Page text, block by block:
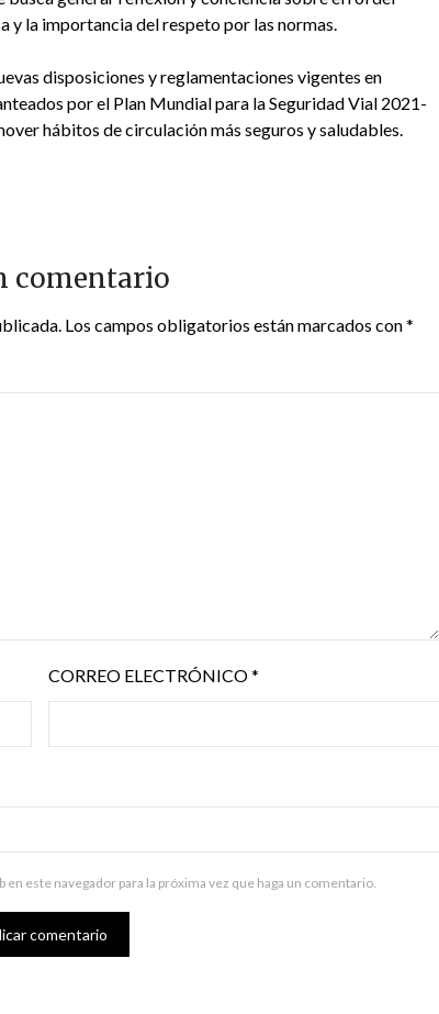
y la importancia del respeto por las normas.
disposiciones y reglamentaciones vigentes en
por el Plan Mundial para la Seguridad Vial 2021-
hábitos de circulación más seguros y saludables.
comentario
Los campos obligatorios están marcados con*
CORREO ELECTRÓNICO*
este navegador para la próxima vez que haga un comentario.